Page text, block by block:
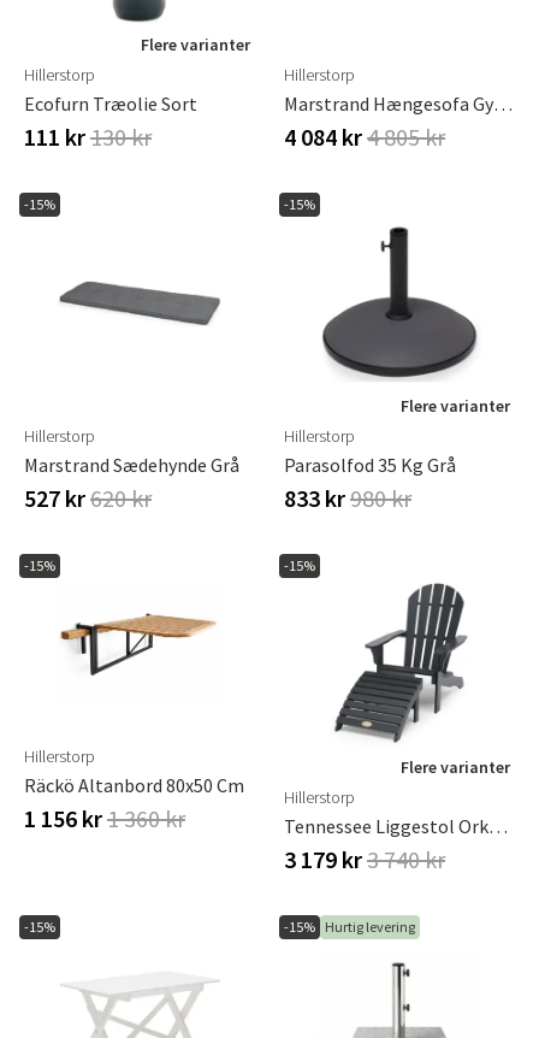
Flere varianter
Hillerstorp
Ecofurn Træolie Sort
111 kr130 kr
Hillerstorp
Marstrand Hængesofa Gynge Grå
4 084 kr4 805 kr
-15%
Hillerstorp
Marstrand Sædehynde Grå
527 kr620 kr
-15%
Flere varianter
Hillerstorp
Parasolfod 35 Kg Grå
833 kr980 kr
-15%
Hillerstorp
Räckö Altanbord 80x50 Cm
1 156 kr1 360 kr
-15%
Flere varianter
Hillerstorp
Tennessee Liggestol Orkangrå
3 179 kr3 740 kr
-15% -15% Hurtig levering